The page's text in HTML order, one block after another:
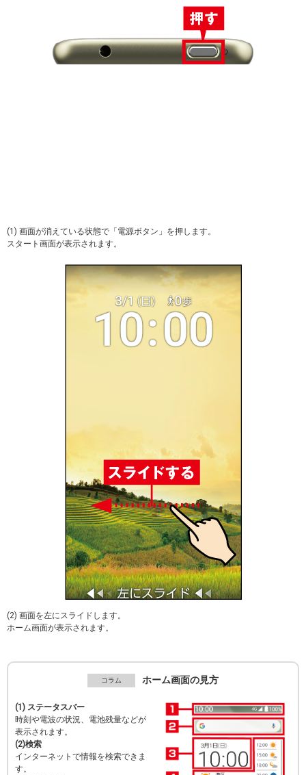
(1) 画面が消えている状態で「電源ボタン」を押します。
スタート画面が表示されます。
(2) 画面を左にスライドします。
ホーム画面が表示されます。
ホーム画面の見方
(1) ステータスバー
時刻や電波の状況、電池残量などが
表示されます。
(2)検索
インターネットで情報を検索できま
す。